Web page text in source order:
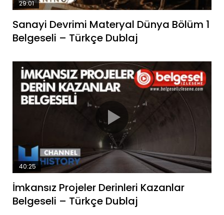
29:01
Sanayi Devrimi Materyal Dünya Bölüm 1
Belgeseli – Türkçe Dublaj
40:25
İmkansız Projeler Derinleri Kazanlar
Belgeseli – Türkçe Dublaj